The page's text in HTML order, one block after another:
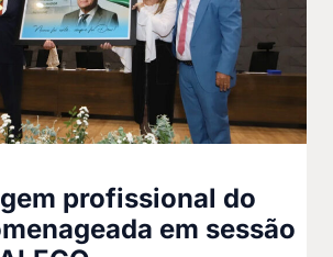
profissional do
em sessão